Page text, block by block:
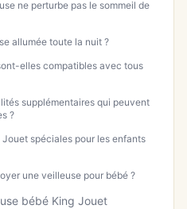
ne perturbe pas le sommeil de
allumée toute la nuit ?
elles compatibles avec tous
supplémentaires qui peuvent
?
spéciales pour les enfants
une veilleuse pour bébé ?
bébé King Jouet